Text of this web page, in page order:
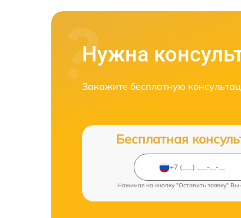
Нужна
Закажите бесплатную
Бесплатная
Нажимая на кнопку "Оставить заявку" Вы